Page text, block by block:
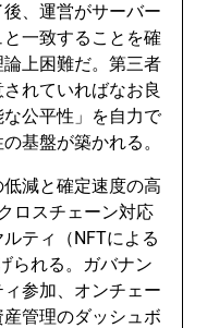
、運営がサーバー
一致することを確
上困難だ。第三者
れていればなお良
公平性」を自力で
基盤が築かれる。
減と確定速度の高
ロスチェーン対応
ティ（NFTによる
られる。ガバナン
参加、オンチェー
管理のダッシュボ